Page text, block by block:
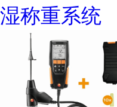
湿称重系统